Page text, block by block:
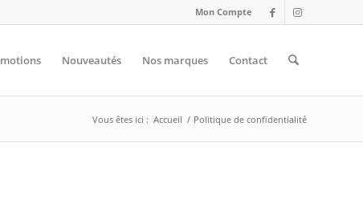
Mon Compte
Nouveautés Nos marques Contact
Vous êtes ici : Accueil / Politique de confidentialité